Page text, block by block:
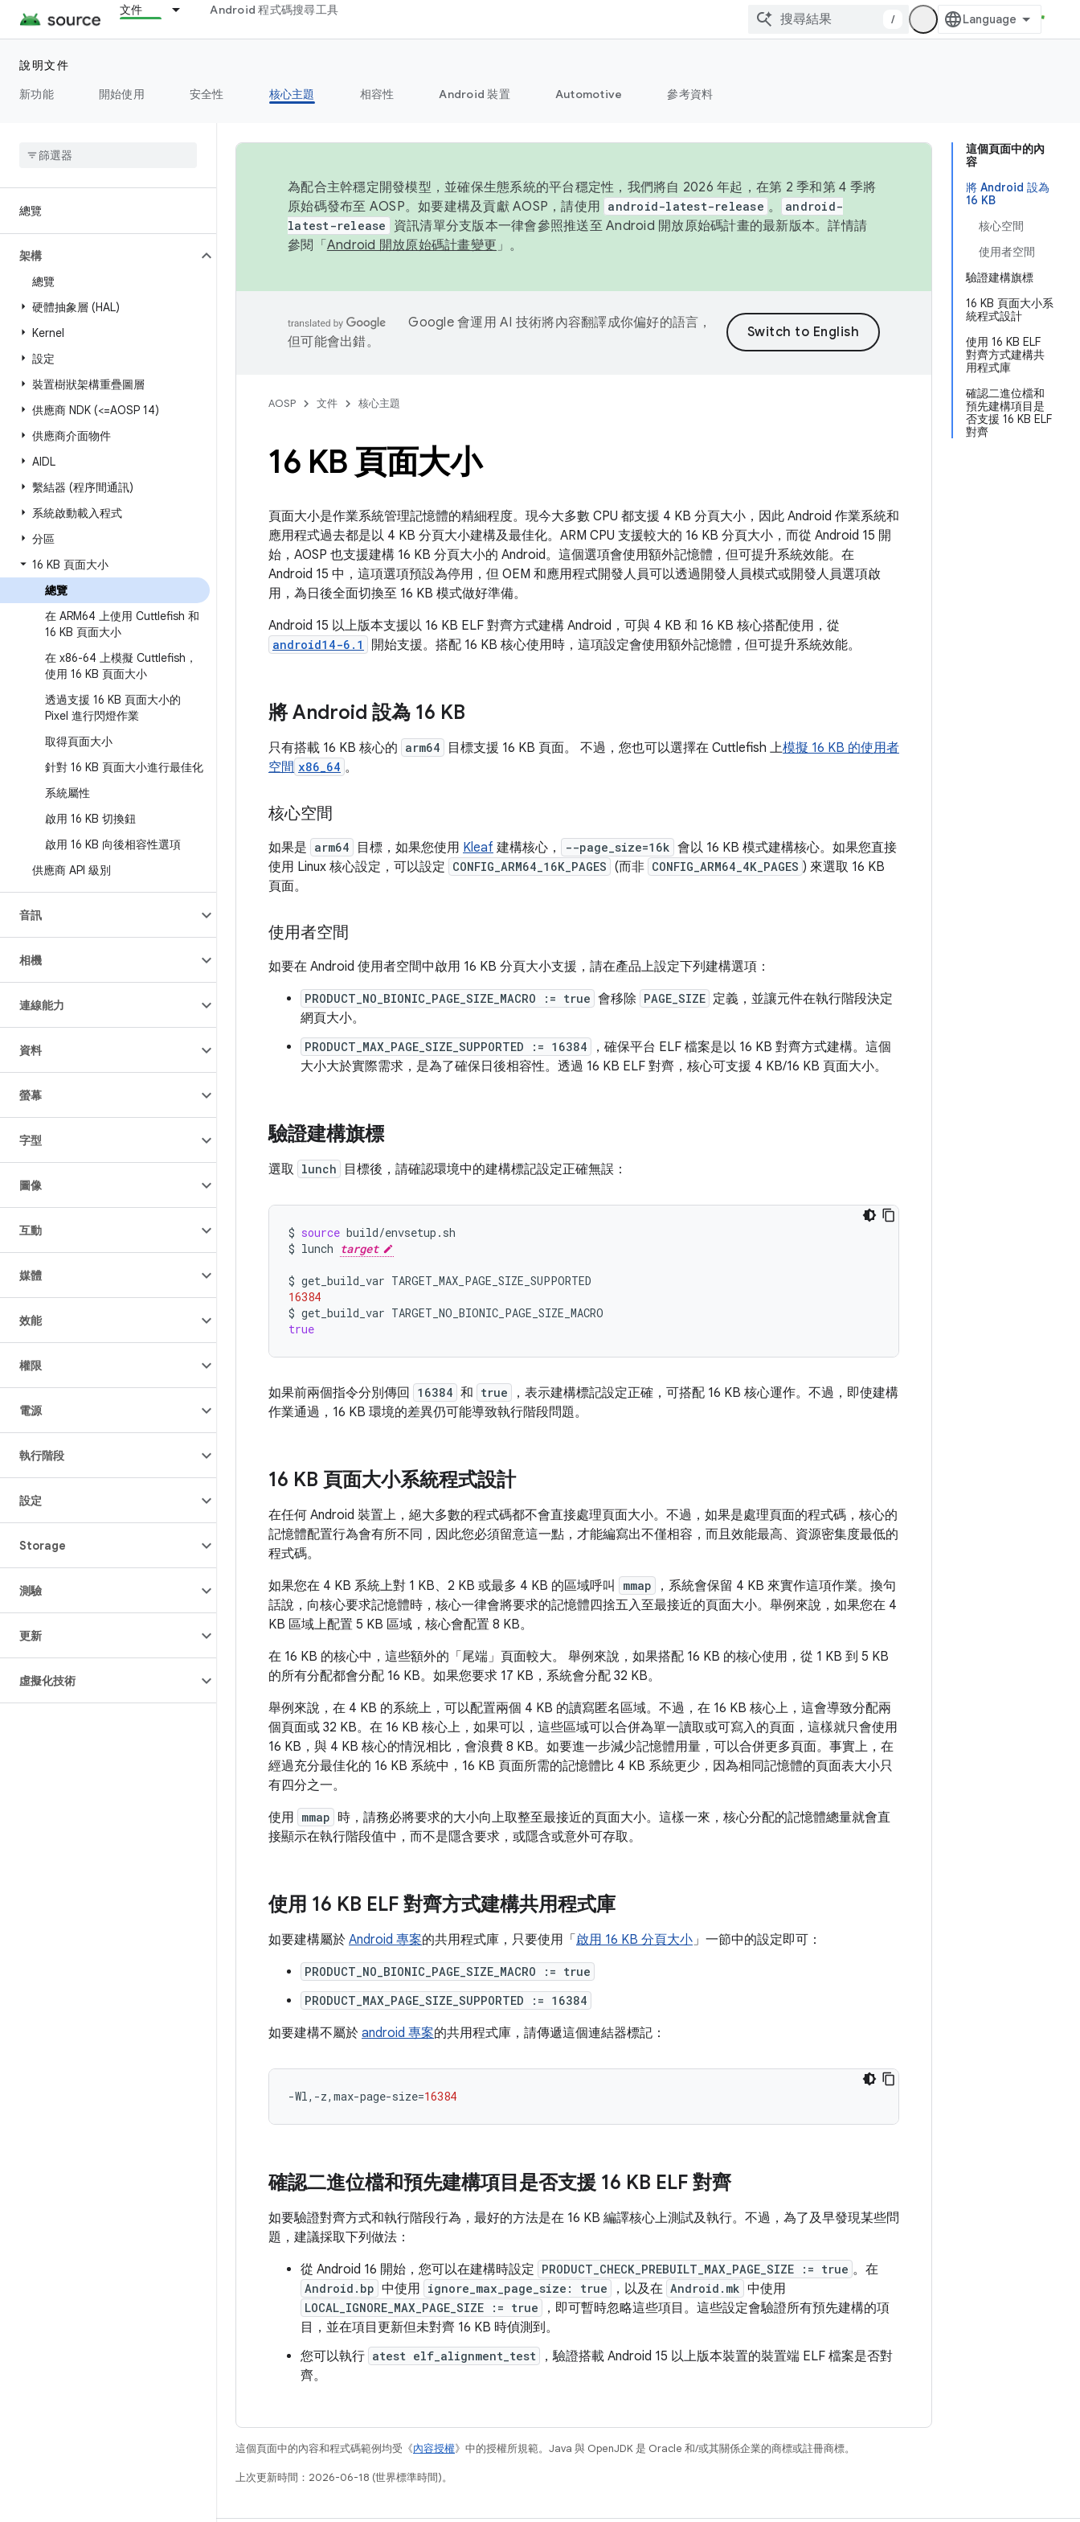
文件 Android 程式碼搜尋工具
/
說明文件
新功能
開始使用 安全性 核心主題 相容性 Android 裝置 Automotive 參考資料
總覽
架構
總覽
硬體抽象層 (HAL)
Kernel
設定
裝置樹狀架構重疊圖層
供應商 NDK (<=AOSP 14)
供應商介面物件
AIDL
繫結器 (程序間通訊)
系統啟動載入程式
分區
16 KB 頁面大小
總覽
在 ARM64 上使用 Cuttlefish 和
16 KB 頁面大小
在 x86-64 上模擬 Cuttlefish，
使用 16 KB 頁面大小
透過支援 16 KB 頁面大小的
Pixel 進行閃燈作業
取得頁面大小
針對 16 KB 頁面大小進行最佳化
系統屬性
啟用 16 KB 切換鈕
啟用 16 KB 向後相容性選項
供應商 API 級別
音訊
相機
連線能力
資料
螢幕
字型
圖像
互動
媒體
效能
權限
電源
執行階段
設定
Storage
測驗
更新
虛擬化技術
這個頁面中的內
容
將 Android 設為
16 KB
核心空間
使用者空間
驗證建構旗標
16 KB 頁面大小系
統程式設計
使用 16 KB ELF
對齊方式建構共
用程式庫
確認二進位檔和
預先建構項目是
否支援 16 KB ELF
對齊
為配合主幹穩定開發模型，並確保生態系統的平台穩定性，我們將自 2026 年起，在第 2 季和第 4 季將
原始碼發布至 AOSP。如要建構及貢獻 AOSP，請使用 android-latest-release 。
android-
latest-release
資訊清單分支版本一律會參照推送至 Android 開放原始碼計畫的最新版本。詳情請
參閱「 Android 開放原始碼計畫變更 」。
Google 會運用 AI 技術將內容翻譯成你偏好的語言，
但可能會出錯。
AOSP 文件 核心主題
16 KB 頁面大小
頁面大小是作業系統管理記憶體的精細程度。現今大多數 CPU 都支援 4 KB 分頁大小，因此 Android 作業系統和
應用程式過去都是以 4 KB 分頁大小建構及最佳化。ARM CPU 支援較大的 16 KB 分頁大小，而從 Android 15 開
始，AOSP 也支援建構 16 KB 分頁大小的 Android。這個選項會使用額外記憶體，但可提升系統效能。在
Android 15 中，這項選項預設為停用，但 OEM 和應用程式開發人員可以透過開發人員模式或開發人員選項啟
用，為日後全面切換至 16 KB 模式做好準備。
Android 15 以上版本支援以 16 KB ELF 對齊方式建構 Android，可與 4 KB 和 16 KB 核心搭配使用，從
android14-6.1 開始支援。搭配 16 KB 核心使用時，這項設定會使用額外記憶體，但可提升系統效能。
將 Android 設為 16 KB
只有搭載 16 KB 核心的 arm64 目標支援 16 KB 頁面。 不過，您也可以選擇在 Cuttlefish 上模擬 16 KB 的使用者
空間 x86_64 。
核心空間
如果是 arm64 目標，如果您使用 Kleaf 建構核心， --page_size=16k 會以 16 KB 模式建構核心。如果您直接
使用 Linux 核心設定，可以設定 CONFIG_ARM64_16K_PAGES (而非 CONFIG_ARM64_4K_PAGES ) 來選取 16 KB
頁面。
使用者空間
如要在 Android 使用者空間中啟用 16 KB 分頁大小支援，請在產品上設定下列建構選項：
PRODUCT_NO_BIONIC_PAGE_SIZE_MACRO := true 會移除 PAGE_SIZE 定義，並讓元件在執行階段決定
網頁大小。
PRODUCT_MAX_PAGE_SIZE_SUPPORTED := 16384
，確保平台 ELF 檔案是以 16 KB 對齊方式建構。這個
大小大於實際需求，是為了確保日後相容性。透過 16 KB ELF 對齊，核心可支援 4 KB/16 KB 頁面大小。
驗證建構旗標
選取 lunch 目標後，請確認環境中的建構標記設定正確無誤：
$ source build/envsetup.sh
$ lunch target
$ get_build_var
16384
$ get_build_var
true
如果前兩個指令分別傳回 16384 和 true
，表示建構標記設定正確，可搭配 16 KB 核心運作。不過，即使建構
作業通過，16 KB 環境的差異仍可能導致執行階段問題。
16 KB 頁面大小系統程式設計
在任何 Android 裝置上，絕大多數的程式碼都不會直接處理頁面大小。不過，如果是處理頁面的程式碼，核心的
記憶體配置行為會有所不同，因此您必須留意這一點，才能編寫出不僅相容，而且效能最高、資源密集度最低的
程式碼。
如果您在 4 KB 系統上對 1 KB、2 KB 或最多 4 KB 的區域呼叫
mmap
，系統會保留 4 KB 來實作這項作業。換句
話說，向核心要求記憶體時，核心一律會將要求的記憶體四捨五入至最接近的頁面大小。舉例來說，如果您在 4
KB 區域上配置 5 KB 區域，核心會配置 8 KB。
在 16 KB 的核心中，這些額外的「尾端」頁面較大。 舉例來說，如果搭配 16 KB 的核心使用，從 1 KB 到 5 KB
的所有分配都會分配 16 KB。如果您要求 17 KB，系統會分配 32 KB。
舉例來說，在 4 KB 的系統上，可以配置兩個 4 KB 的讀寫匿名區域。不過，在 16 KB 核心上，這會導致分配兩
個頁面或 32 KB。在 16 KB 核心上，如果可以，這些區域可以合併為單一讀取或可寫入的頁面，這樣就只會使用
16 KB，與 4 KB 核心的情況相比，會浪費 8 KB。如要進一步減少記憶體用量，可以合併更多頁面。事實上，在
經過充分最佳化的 16 KB 系統中，16 KB 頁面所需的記憶體比 4 KB 系統更少，因為相同記憶體的頁面表大小只
有四分之一。
使用 mmap 時，請務必將要求的大小向上取整至最接近的頁面大小。這樣一來，核心分配的記憶體總量就會直
接顯示在執行階段值中，而不是隱含要求，或隱含或意外可存取。
使用 16 KB ELF 對齊方式建構共用程式庫
如要建構屬於 Android 專案的共用程式庫，只要使用「 啟用 16 KB 分頁大小」一節中的設定即可：
PRODUCT_NO_BIONIC_PAGE_SIZE_MACRO := true
PRODUCT_MAX_PAGE_SIZE_SUPPORTED := 16384
如要建構不屬於 android 專案的共用程式庫，請傳遞這個連結器標記：
-Wl,-z,max-page-size=16384
確認二進位檔和預先建構項目是否支援 16 KB ELF 對齊
如要驗證對齊方式和執行階段行為，最好的方法是在 16 KB 編譯核心上測試及執行。不過，為了及早發現某些問
題，建議採取下列做法：
從 Android 16 開始，您可以在建構時設定 PRODUCT_CHECK_PREBUILT_MAX_PAGE_SIZE := true 。在
Android.bp 中使用 ignore_max_page_size: true ，以及在 Android.mk 中使用
LOCAL_IGNORE_MAX_PAGE_SIZE := true
，即可暫時忽略這些項目。這些設定會驗證所有預先建構的項
目，並在項目更新但未對齊 16 KB 時偵測到。
您可以執行 atest elf_alignment_test
，驗證搭載 Android 15 以上版本裝置的裝置端 ELF 檔案是否對
齊。
這個頁面中的內容和程式碼範例均受《內容授權》中的授權所規範。Java 與 OpenJDK 是 Oracle 和/或其關係企業的商標或註冊商標。
上次更新時間：2026-06-18 (世界標準時間)。